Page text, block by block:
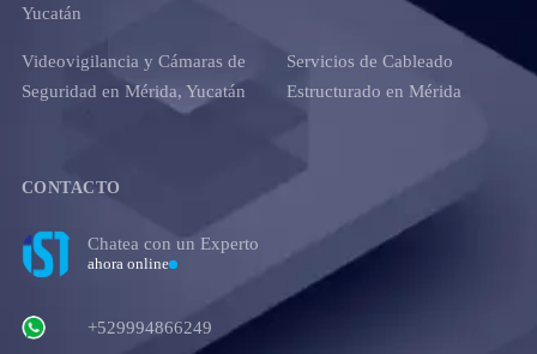
Yucatán
Videovigilancia y Cámaras de
Seguridad en Mérida, Yucatán
Servicios de Cableado
Estructurado en Mérida
CONTACTO
Chatea con un Experto
ahora online
+529994866249